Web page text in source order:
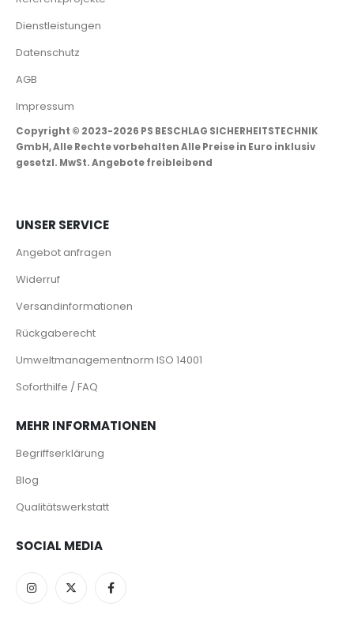
Dienstleistungen
Datenschutz
AGB
Impressum
Copyright © 2023-2026 PS BESCHLAG SICHERHEITSTECHNIK
GmbH, Alle Rechte vorbehalten Alle Preise in Euro inklusiv
gesetzl. MwSt. Angebote freibleibend
UNSER SERVICE
Angebot anfragen
Widerruf
Versandinformationen
Rückgaberecht
Umweltmanagementnorm ISO 14001
Soforthilfe / FAQ
MEHR INFORMATIONEN
Begriffserklärung
Blog
Qualitätswerkstatt
SOCIAL MEDIA